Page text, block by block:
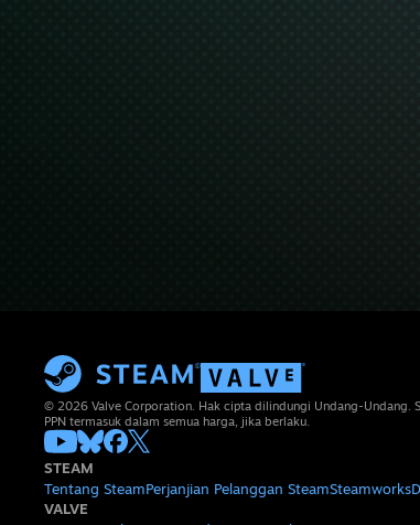
© 2026 Valve Corporation. Hak cipta dilindungi Undang-Undang.
PPN termasuk dalam semua harga, jika berlaku.
STEAM
Tentang SteamPerjanjian Pelanggan SteamSteamworks
VALVE